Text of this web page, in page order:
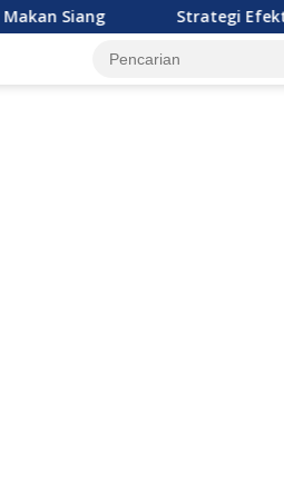
Strategi Efektif Mengatur